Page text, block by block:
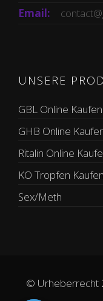
Email:
UNSERE
GBL Online Kaufen
GHB Online
Ritalin Online
KO Tropfen
Sex/Meth
© Urheberrecht